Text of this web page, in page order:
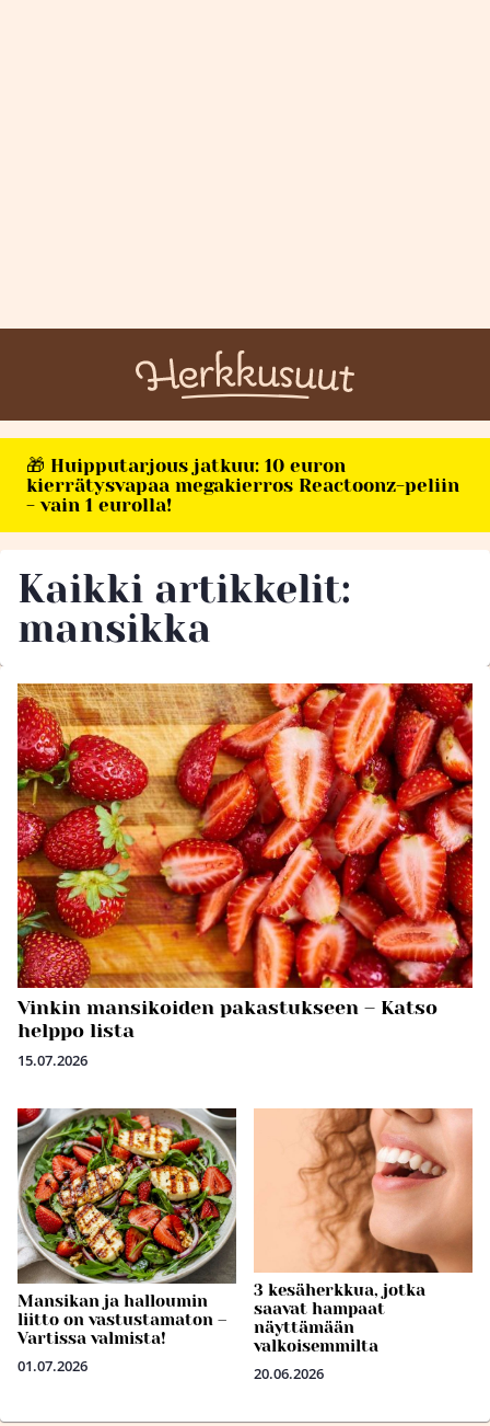
🎁 Huipputarjous jatkuu: 10 euron
kierrätysvapaa megakierros Reactoonz-peliin
- vain 1 eurolla!
Kaikki artikkelit:
mansikka
Vinkin mansikoiden pakastukseen – Katso
helppo lista
15.07.2026
Mansikan ja halloumin
liitto on vastustamaton –
Vartissa valmista!
01.07.2026
3 kesäherkkua, jotka
saavat hampaat
näyttämään
valkoisemmilta
20.06.2026